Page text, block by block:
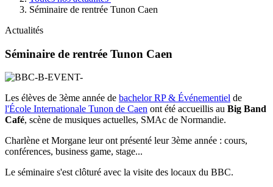
Séminaire de rentrée Tunon Caen
Actualités
Séminaire de rentrée Tunon Caen
Les élèves de 3ème année de bachelor RP & Événementiel de
l'École Internationale Tunon de Caen ont été accueillis au Big Band
Café, scène de musiques actuelles, SMAc de Normandie.
Charlène et Morgane leur ont présenté leur 3ème année : cours,
conférences, business game, stage...
Le séminaire s'est clôturé avec la visite des locaux du BBC.